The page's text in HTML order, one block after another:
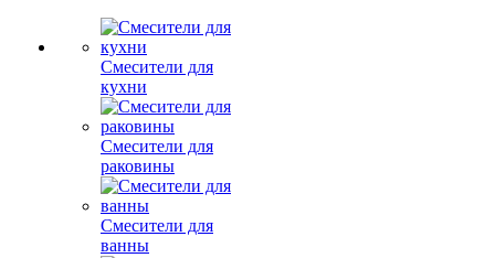
Смесители для
кухни
Смесители для
раковины
Смесители для
ванны